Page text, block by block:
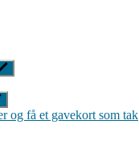
og få et gavekort som tak